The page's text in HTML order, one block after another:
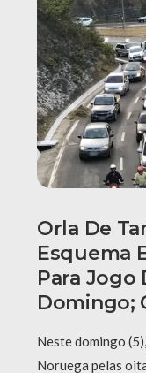
Orla De
Esquema
Para Jogo
Domingo;
Neste domingo
Noruega pelas